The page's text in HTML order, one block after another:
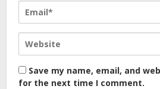
Save my name, email, and
for the next time I comment.